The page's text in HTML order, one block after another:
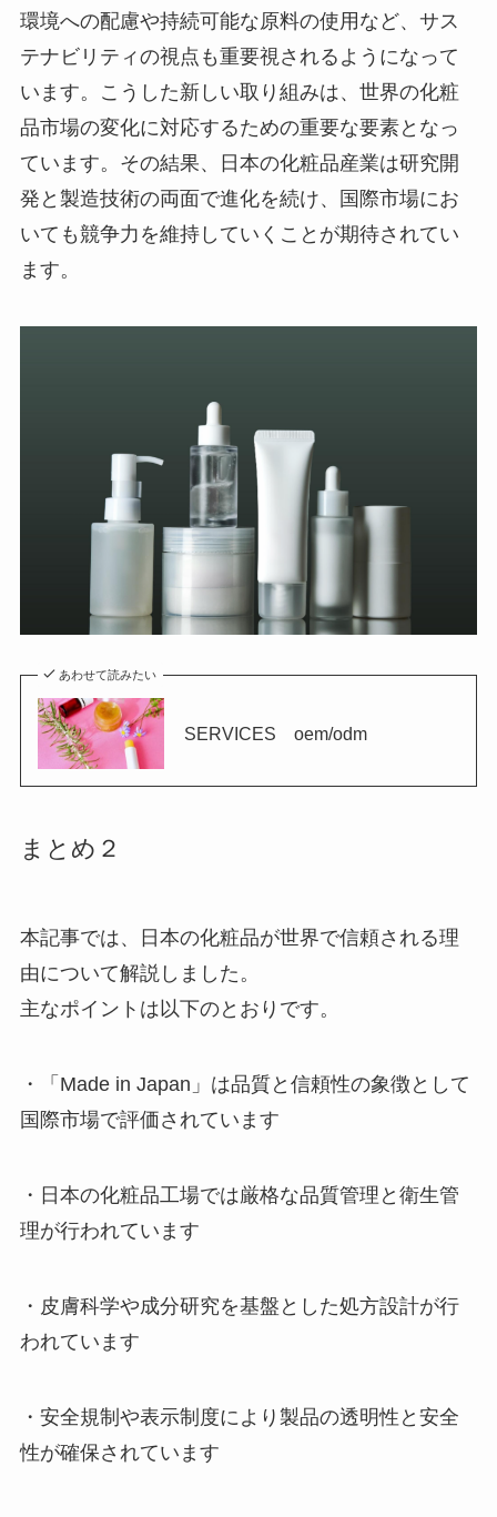
環境への配慮や持続可能な原料の使用など、サス
テナビリティの視点も重要視されるようになって
います。こうした新しい取り組みは、世界の化粧
品市場の変化に対応するための重要な要素となっ
ています。その結果、日本の化粧品産業は研究開
発と製造技術の両面で進化を続け、国際市場にお
いても競争力を維持していくことが期待されてい
ます。
あわせて読みたい
SERVICES oem/odm
まとめ２
本記事では、日本の化粧品が世界で信頼される理
由について解説しました。
主なポイントは以下のとおりです。
・「Made in Japan」は品質と信頼性の象徴として
国際市場で評価されています
・日本の化粧品工場では厳格な品質管理と衛生管
理が行われています
・皮膚科学や成分研究を基盤とした処方設計が行
われています
・安全規制や表示制度により製品の透明性と安全
性が確保されています